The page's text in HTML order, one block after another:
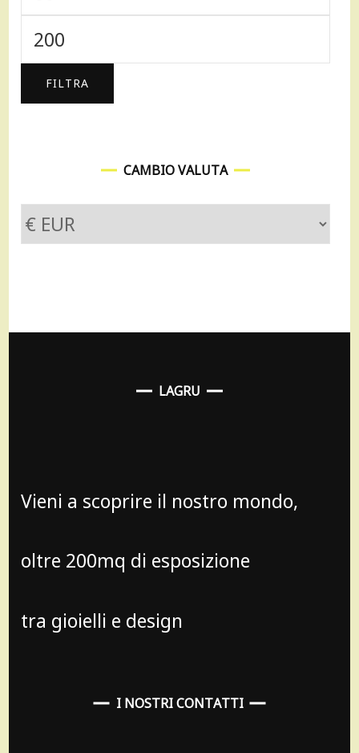
Prezzo
FILTRA
CAMBIO VALUTA
LAGRU
Vieni a scoprire il nostro mondo,
oltre 200mq di esposizione
tra gioielli e design
I NOSTRI CONTATTI